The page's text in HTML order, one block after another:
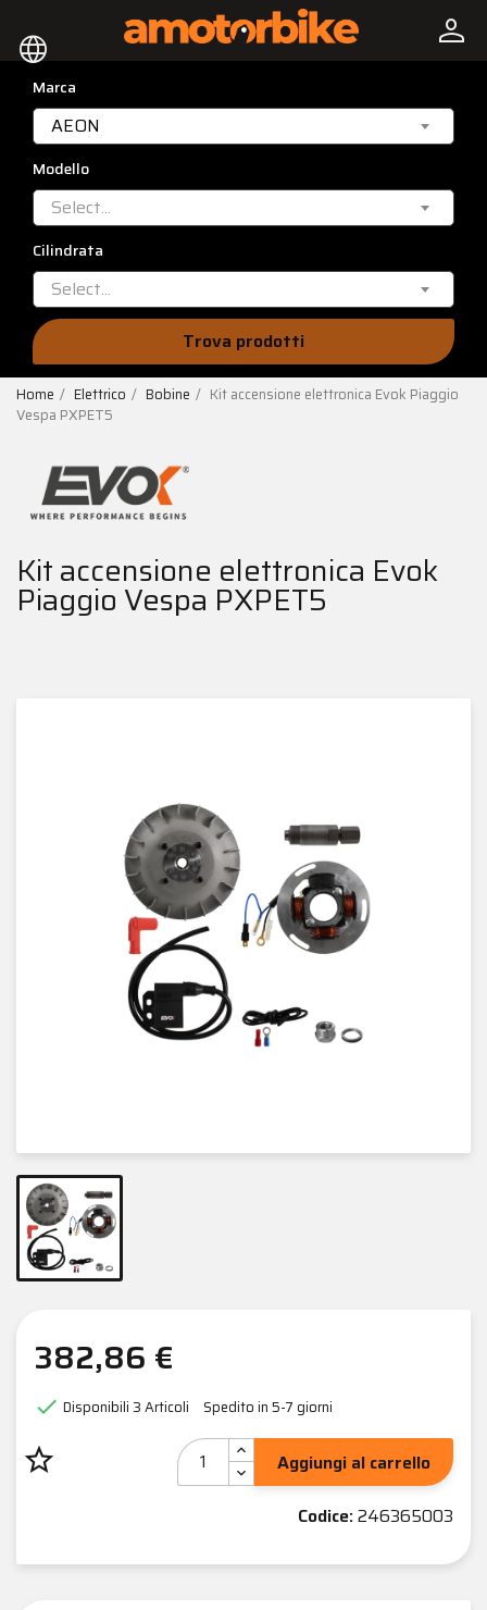
language person
Marca
AEON
Modello
Select...
Cilindrata
Select...
Trova prodotti
Home Elettrico Bobine
Kit accensione elettronica Evok Piaggio
Vespa PXPET5
Kit accensione elettronica Evok
Piaggio Vespa PXPET5
382,86 €
 Disponibili3 Articoli Spedito in 5-7 giorni
star_border
Aggiungi al carrello
Codice:246365003